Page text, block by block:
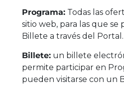
Programa: Todas las
sitio web, para las que
Billete a través del Portal.
Billete: un billete
permite participar en
pueden visitarse con un